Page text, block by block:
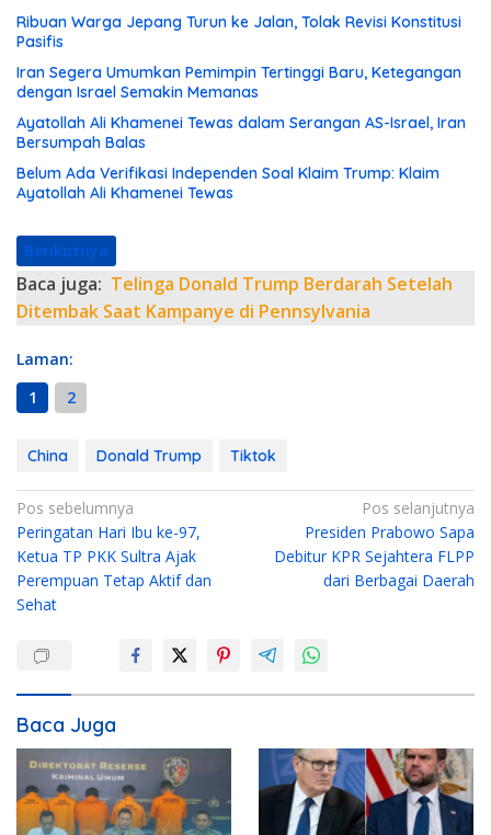
Ribuan Warga Jepang Turun ke Jalan, Tolak Revisi Konstitusi
Pasifis
Iran Segera Umumkan Pemimpin Tertinggi Baru, Ketegangan
dengan Israel Semakin Memanas
Ayatollah Ali Khamenei Tewas dalam Serangan AS-Israel, Iran
Bersumpah Balas
Belum Ada Verifikasi Independen Soal Klaim Trump: Klaim
Ayatollah Ali Khamenei Tewas
Berikutnya
Baca juga: Telinga Donald Trump Berdarah Setelah
Ditembak Saat Kampanye di Pennsylvania
Laman:
1
2
China Donald Trump Tiktok
N
a
v
i
s
i
p
o
s
Pos sebelumnya
Peringatan Hari Ibu ke-97,
Ketua TP PKK Sultra Ajak
Perempuan Tetap Aktif dan
Sehat
Pos selanjutnya
Presiden Prabowo Sapa
Debitur KPR Sejahtera FLPP
dari Berbagai Daerah
Baca Juga